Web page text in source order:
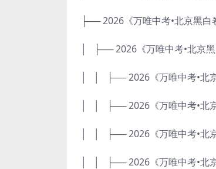
├── 2026《万唯中考•北京黑白
│ ├── 2026《万唯中考•北京
│ │ ├── 2026《万唯中考•北
│ │ ├── 2026《万唯中考•北
│ │ ├── 2026《万唯中考•北
│ │ ├── 2026《万唯中考•北